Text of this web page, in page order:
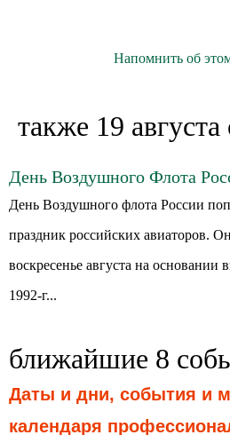
Напомнить об
также 19 августа
День Воздушного Флота
День Воздушного флота России
праздник российских авиаторов.
воскресенье августа на основании
1992-г...
ближайшие 8
Даты и дни, события и
календаря